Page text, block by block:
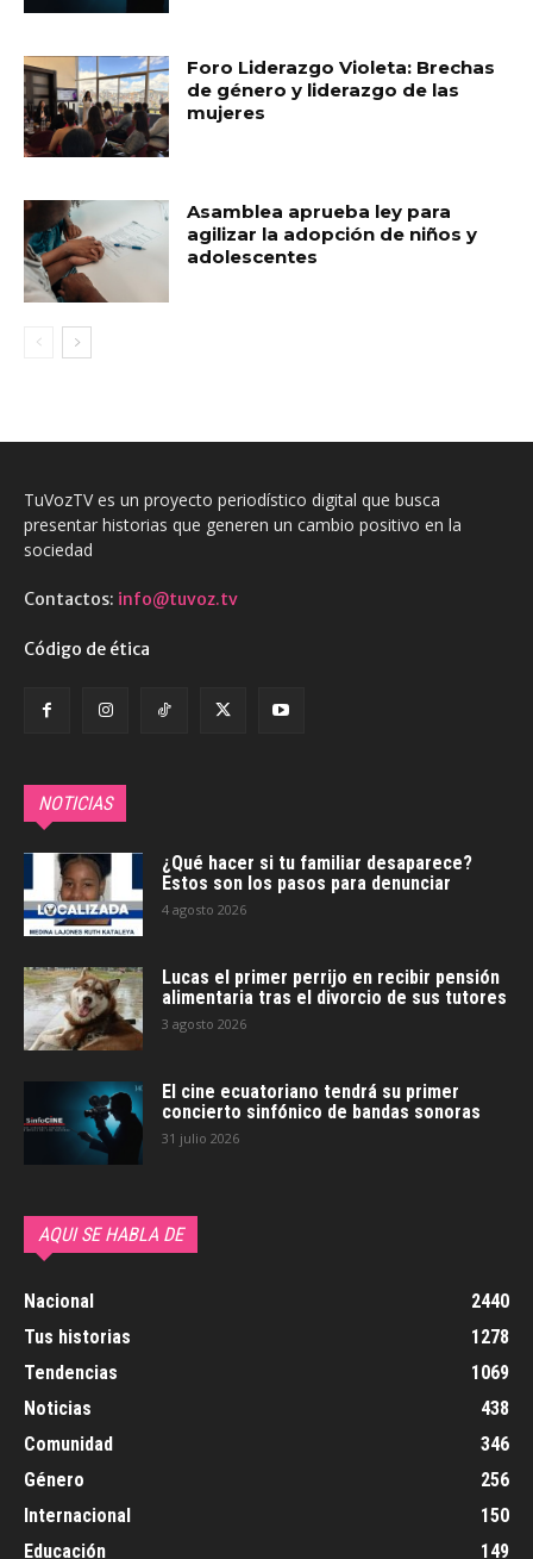
Foro Liderazgo Violeta: Brechas
de género y liderazgo de las
mujeres
Asamblea aprueba ley para
agilizar la adopción de niños y
adolescentes
TuVozTV es un proyecto periodístico digital que busca
presentar historias que generen un cambio positivo en la
sociedad
Contactos: info@tuvoz.tv
Código de ética
NOTICIAS
¿Qué hacer si tu familiar desaparece?
Estos son los pasos para denunciar
4 agosto 2026
Lucas el primer perrijo en recibir pensión
alimentaria tras el divorcio de sus tutores
3 agosto 2026
El cine ecuatoriano tendrá su primer
concierto sinfónico de bandas sonoras
31 julio 2026
AQUI SE HABLA DE
Nacional
2440
Tus historias
1278
Tendencias
1069
Noticias
438
Comunidad
346
Género
256
Internacional
150
Educación
149